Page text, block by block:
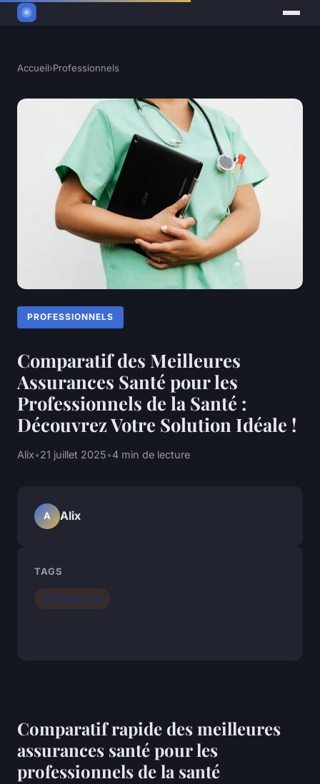
Accueil›Professionnels
PROFESSIONNELS
Comparatif des Meilleures
Assurances Santé pour les
Professionnels de la Santé :
Découvrez Votre Solution Idéale !
Alix•21 juillet 2025•4 min de lecture
Comparatif rapide des meilleures
assurances santé pour les
professionnels de la santé
A Alix
TAGS
Professionnels